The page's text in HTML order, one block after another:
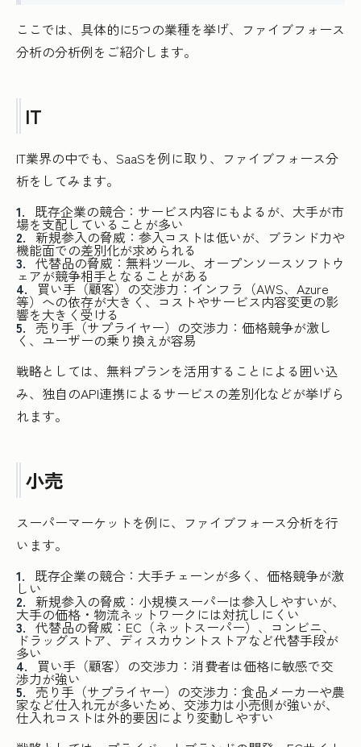
ここでは、具体的に5つの業種を挙げ、ファイブフォース
分析の分析例をご紹介します。
IT
IT業界の中でも、SaaSを例に取り、ファイブフォース分
析をしてみます。
既存企業の競合：サービス内容にもよるが、大手が市
場を支配していることが多い
新規参入の脅威：参入コストは低いが、ブランド力や
機能面での差別化が求められる
代替品の脅威：無料ツール、オープンソースソフトウ
ェアが競争相手となることがある
買い手（顧客）の交渉力：インフラ（AWS、Azure
等）への依存が大きく、コストやサービス内容変更の影
響を大きく受ける
売り手（サプライヤー）の交渉力：価格競争が激し
く、ユーザーの乗り換えが容易
戦略としては、無料プランを活用することによる囲い込
み、独自のAPI連携によるサービスの差別化などが挙げら
れます。
小売
スーパーマーケットを例に、ファイブフォース分析を行
います。
既存企業の競合：大手チェーンが多く、価格競争が激
しい
新規参入の脅威：小規模スーパーは参入しやすいが、
大手の価格・物流ネットワークには対抗しにくい
代替品の脅威：EC（ネットスーパー）、コンビニ、
ドラッグストア、ディスカウントストアなど代替手段が
多い
買い手（顧客）の交渉力：消費者は価格に敏感で交
渉力が強い
売り手（サプライヤー）の交渉力：食品メーカーや農
家など仕入れ元が多いため、交渉力は小売側が強いが、
仕入れコストは外的要因により変動しやすい